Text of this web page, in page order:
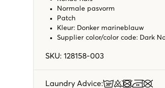
Normale pasvorm
Patch
Kleur: Donker marineblauw
Supplier color/color code: Dark
SKU: 128158-003
Laundry Advice: